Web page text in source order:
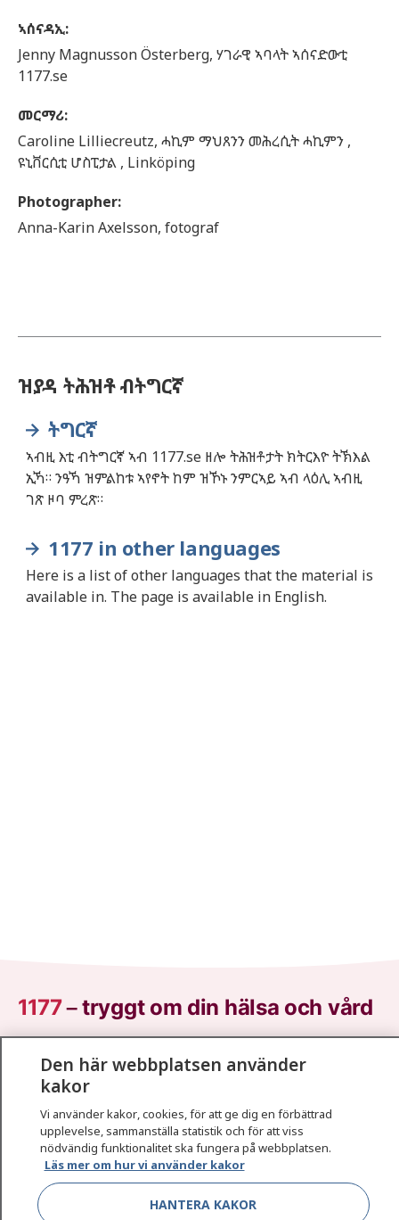
ኣሰናዳኢ:
Jenny Magnusson Österberg, ሃገራዊ ኣባላት ኣሰናድውቲ
1177.se
መርማሪ:
Caroline Lilliecreutz, ሓኪም ማህጸንን መሕረሲት ሓኪምን ,
ዩኒቨርሲቲ ሆስፒታል , Linköping
Photographer:
Anna-KarinAxelsson, fotograf
ዝያዳ ትሕዝቶ ብትግርኛ
ትግርኛ
ኣብዚ እቲ ብትግርኛ ኣብ 1177.se ዘሎ ትሕዝቶታት ክትርእዮ ትኽእል
ኢኻ። ንዓኻ ዝምልከቱ ኣየኖት ከም ዝኾኑ ንምርኣይ ኣብ ላዕሊ ኣብዚ
ገጽ ዞባ ምረጽ።
1177 in other languages
Here is a list of other languages that the material is
available in. The page is available in English.
1177–tryggt om din hälsa och vård
sjukdomar och vilka mottagningar du kan kontakta.
Logga in för att läsa din journal och göra dina
vårdärenden. Ring telefonnummer 1177 för
sjukvårdsrådgivning dygnet runt.
1177 ger dig råd när du vill må bättre.
Den här webbplatsen använder
kakor
Vi använder kakor, cookies, för att ge dig en förbättrad
upplevelse, sammanställa statistik och för att viss
nödvändig funktionalitet ska fungera på webbplatsen.
Läs mer om hur vi använder kakor
HANTERA KAKOR